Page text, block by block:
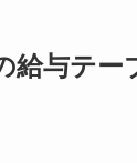
給与テー